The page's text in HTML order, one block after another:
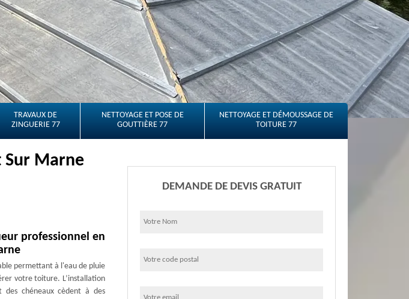
TRAVAUX DE
ZINGUERIE 77
NETTOYAGE ET POSE DE
GOUTTIÈRE 77
NETTOYAGE ET DÉMOUSSAGE DE
TOITURE 77
Sur Marne
professionnel en
permettant à l'eau de pluie
votre toiture. L’installation
chéneaux cèdent à des
DEMANDE DE DEVIS GRATUIT